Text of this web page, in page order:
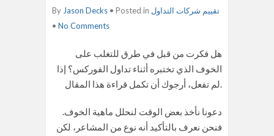
By Jason Decks • Posted in تقييم شركات التداول
• No Comments
هل فكرت من قبل في طرق للتغلب على
الخوف الذي تختبره أثناء تداول الفوركس؟ إذا
لم تفعل، أرجوك أن تكمل قراءة هذا المقال.
دعونا نأخذ بعض الوقت لنحلل ماهية الخوف.
فنحن نعرف بالتأكيد أنه نوع من المشاعر، لكن